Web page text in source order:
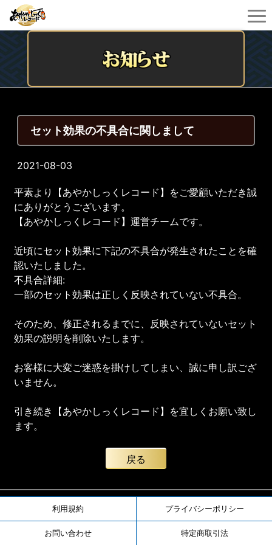
セット効果の不具合に関しまして
2021-08-03
平素より【あやかしっくレコード】をご愛顧いただき誠
にありがとうございます。
【あやかしっくレコード】運営チームです。
近頃にセット効果に下記の不具合が発生されたことを確
認いたしました。
不具合詳細:
一部のセット効果は正しく反映されていない不具合。
そのため、修正されるまでに、反映されていないセット
効果の説明を削除いたします。
お客様に大変ご迷惑を掛けしてしまい、誠に申し訳ござ
いません。
引き続き【あやかしっくレコード】を宜しくお願い致し
ます。
戻る
利用規約 プライバシーポリシー
お問い合わせ 特定商取引法